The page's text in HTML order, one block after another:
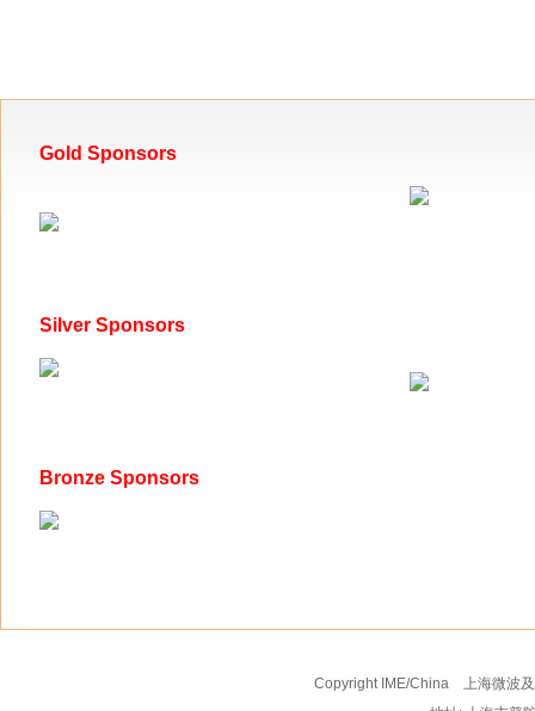
Gold Sponsors
Silver Sponsors
Bronze Sponsors
Copyright IME/China 上海微波